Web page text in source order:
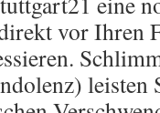
vor Ihren
leisten